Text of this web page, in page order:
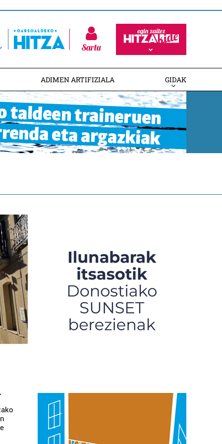
Sartu
ADIMEN ARTIFIZIALA GIDAK